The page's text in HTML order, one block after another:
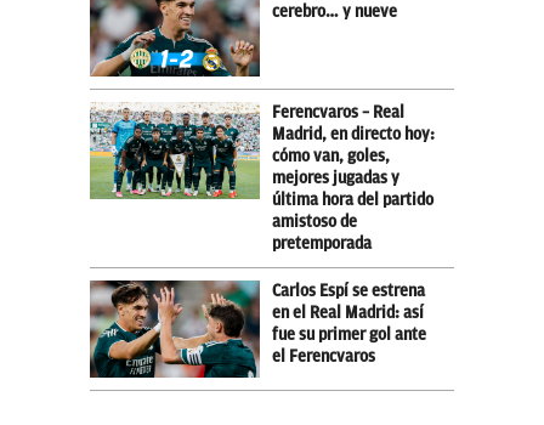
cerebro… y nueve
Ferencvaros – Real
Madrid, en directo hoy:
cómo van, goles,
mejores jugadas y
última hora del partido
amistoso de
pretemporada
Carlos Espí se estrena
en el Real Madrid: así
fue su primer gol ante
el Ferencvaros